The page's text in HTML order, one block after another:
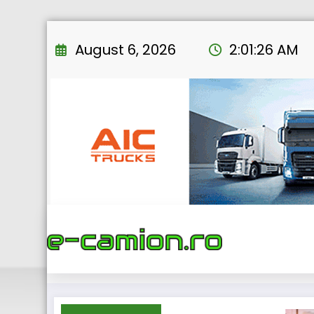
to
August 6, 2026 2:01:27 AM